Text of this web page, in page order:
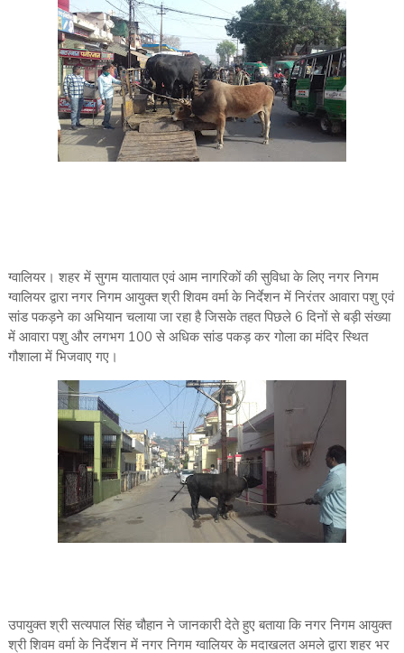
ग्वालियर। शहर में सुगम यातायात एवं आम नागरिकों की सुविधा के लिए नगर निगम
ग्वालियर द्वारा नगर निगम आयुक्त श्री शिवम वर्मा के निर्देशन में निरंतर आवारा पशु एवं
सांड पकड़ने का अभियान चलाया जा रहा है जिसके तहत पिछले 6 दिनों से बड़ी संख्या
में आवारा पशु और लगभग 100 से अधिक सांड पकड़ कर गोला का मंदिर स्थित
गौशाला में भिजवाए गए।
उपायुक्त श्री सत्यपाल सिंह चौहान ने जानकारी देते हुए बताया कि नगर निगम आयुक्त
श्री शिवम वर्मा के निर्देशन में नगर निगम ग्वालियर के मदाखलत अमले द्वारा शहर भर